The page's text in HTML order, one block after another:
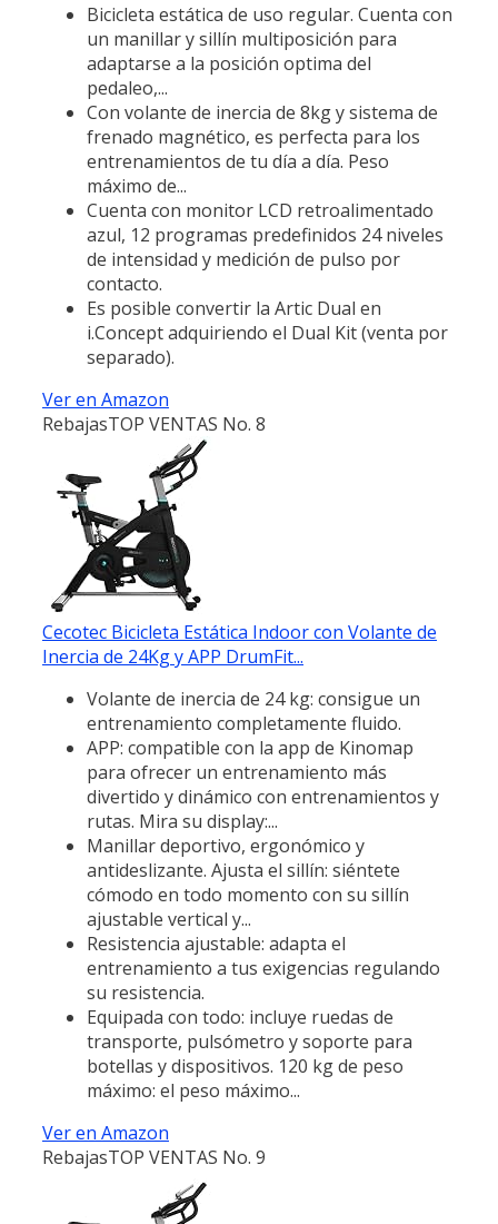
Bicicleta estática de uso regular. Cuenta con
un manillar y sillín multiposición para
adaptarse a la posición optima del
pedaleo,...
Con volante de inercia de 8kg y sistema de
frenado magnético, es perfecta para los
entrenamientos de tu día a día. Peso
máximo de...
Cuenta con monitor LCD retroalimentado
azul, 12 programas predefinidos 24 niveles
de intensidad y medición de pulso por
contacto.
Es posible convertir la Artic Dual en
i.Concept adquiriendo el Dual Kit (venta por
separado).
Ver en Amazon
RebajasTOP VENTAS No. 8
Cecotec Bicicleta Estática Indoor con Volante de
Inercia de 24Kg y APP DrumFit...
Volante de inercia de 24 kg: consigue un
entrenamiento completamente fluido.
APP: compatible con la app de Kinomap
para ofrecer un entrenamiento más
divertido y dinámico con entrenamientos y
rutas. Mira su display:...
Manillar deportivo, ergonómico y
antideslizante. Ajusta el sillín: siéntete
cómodo en todo momento con su sillín
ajustable vertical y...
Resistencia ajustable: adapta el
entrenamiento a tus exigencias regulando
su resistencia.
Equipada con todo: incluye ruedas de
transporte, pulsómetro y soporte para
botellas y dispositivos. 120 kg de peso
máximo: el peso máximo...
Ver en Amazon
RebajasTOP VENTAS No. 9